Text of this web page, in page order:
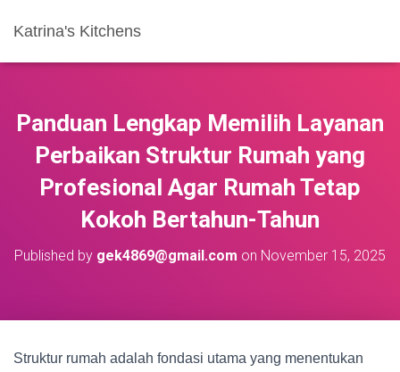
Katrina's Kitchens
Panduan Lengkap Memilih Layanan
Perbaikan Struktur Rumah yang
Profesional Agar Rumah Tetap
Kokoh Bertahun-Tahun
Published by gek4869@gmail.com on November 15, 2025
Struktur rumah adalah fondasi utama yang menentukan